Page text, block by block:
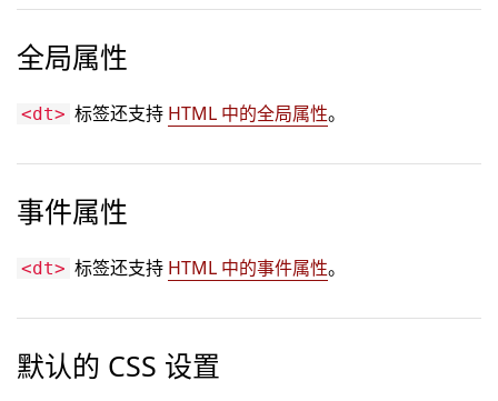
全局属性
<dt> 标签还支持 HTML 中的全局属性。
事件属性
<dt> 标签还支持 HTML 中的事件属性。
默认的 CSS 设置